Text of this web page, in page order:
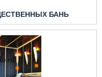
БАНЬ